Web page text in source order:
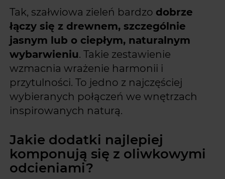
Tak, szałwiowa zieleń bardzo dobrze
łączy się z drewnem, szczególnie
jasnym lub o ciepłym, naturalnym
wybarwieniu. Takie zestawienie
wzmacnia wrażenie harmonii i
przytulności. To jedno z najczęściej
wybieranych połączeń we wnętrzach
inspirowanych naturą.
Jakie dodatki najlepiej
komponują się z oliwkowymi
odcieniami?